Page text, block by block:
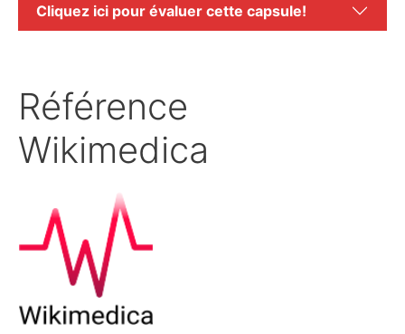
Cliquez ici pour évaluer cette capsule!
Référence
Wikimedica